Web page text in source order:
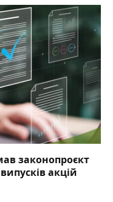
законопроєкт
акцій